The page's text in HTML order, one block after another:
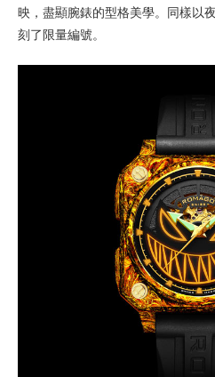
映，盡顯腕錶的型格美學。同樣以
刻了限量編號。